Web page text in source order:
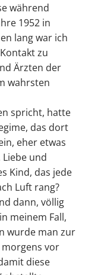
während
1952 in
lang war ich
zu
Ärzten der
wahrsten
spricht, hatte
das dort
eher etwas
und
Kind, das jede
Luft rang?
dann, völlig
meinem Fall,
wurde man zur
vor
diese